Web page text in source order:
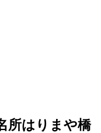
所はりまや橋